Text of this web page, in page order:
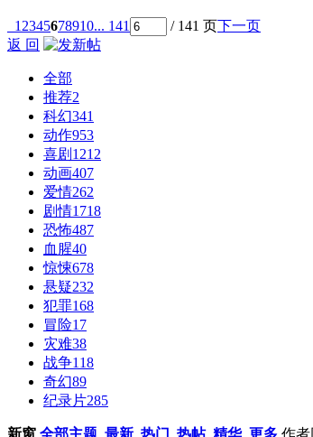
1 2345678910... 141 / 141 页下一页
返 回
全部
推荐2
科幻341
动作953
喜剧 1212
动画407
爱情262
剧情1718
恐怖487
血腥40
惊悚678
悬疑232
犯罪168
冒险17
灾难38
战争118
奇幻89
纪录片285
新窗 全部主题 最新 热门 热帖 精华 更多 作者